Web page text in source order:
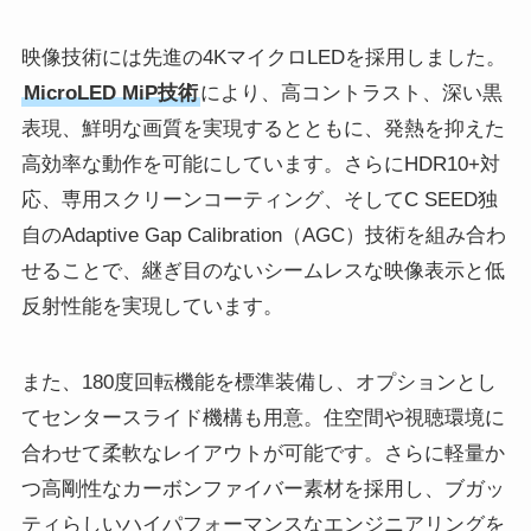
映像技術には先進の4KマイクロLEDを採用しました。
MicroLED MiP技術により、高コントラスト、深い黒
表現、鮮明な画質を実現するとともに、発熱を抑えた
高効率な動作を可能にしています。さらにHDR10+対
応、専用スクリーンコーティング、そしてC SEED独
自のAdaptive Gap Calibration（AGC）技術を組み合わ
せることで、継ぎ目のないシームレスな映像表示と低
反射性能を実現しています。
また、180度回転機能を標準装備し、オプションとし
てセンタースライド機構も用意。住空間や視聴環境に
合わせて柔軟なレイアウトが可能です。さらに軽量か
つ高剛性なカーボンファイバー素材を採用し、ブガッ
ティらしいハイパフォーマンスなエンジニアリングを